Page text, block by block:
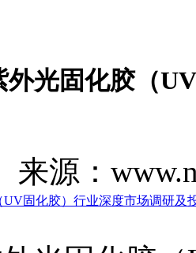
外光固化胶（
来源：
UV固化胶）行业深度市场调研及